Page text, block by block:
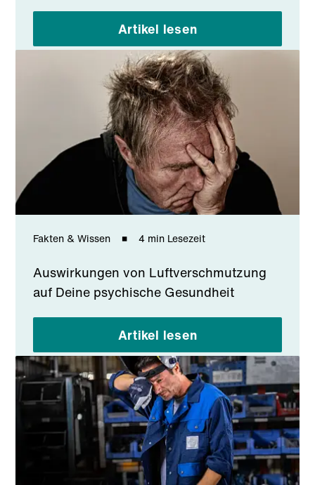
Artikel lesen
Fakten & Wissen 4 min Lesezeit
Auswirkungen von Luftverschmutzung
auf Deine psychische Gesundheit
Artikel lesen